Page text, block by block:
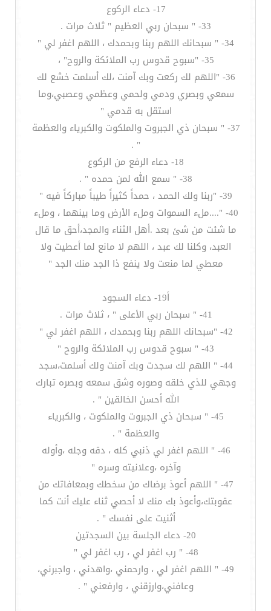
17- دعاء الركوع
33- " سبحان ربي العظيم " ثلاث مرات .
34- " سبحانك اللهم ربنا وبحمدك ، اللهم اغفر لي "
35- "سبوح قدوس رب الملائكة والروح" ،
36- "اللهم لك ركعت وبك آمنت ،لك أسلمت خشع لك
سمعي وبصري ودمي ولحمي وعظمي وعصبي،وما
استقل به قدمي "
37- " سبحان ذي الجبروت والملكوت والكبرياء والعظمة
" .
18- دعاء الرفع من الركوع
38- " سمع الله لمن حمده " .
39- "ربنا ولك الحمد ، حمداً كثيراً طيباً مباركاً فيه "
40- "....ملء السموات وملء الأرض وما بينهما ، وملء
ما شئت من شئ بعد .أهل الثناء والمجد،أحق ما قال
العبد، وكلنا لك عبد ، اللهم لا مانع لما أعطيت ولا
معطي لما منعت ولا ينفع ذا الجد منك الجد "
أ19- دعاء السجود
41- " سبحان ربي الأعلى " ، ثلاث مرات .
42- "سبحانك اللهم ربنا وبحمدك ، اللهم اغفر لي "
43- " سبوح قدوس رب الملائكة والروح "
44- " اللهم لك سجدت وبك آمنت ولك أسلمت،سجد
وجهي للذي خلقه وصوره وشق سمعه وبصره تبارك
الله أحسن الخالقين " .
45- " سبحان ذي الجبروت والملكوت ، والكبرياء
والعظمة " .
46- " اللهم اغفر لي ذنبي كله ، دقه وجله ،وأوله
وآخره ،وعلانيته وسره "
47- " اللهم أعوذ برضاك من سخطك وبمعافاتك من
عقوبتك،وأعوذ بك منك لا أحصي ثناء عليك أنت كما
أثنيت على نفسك " .
20- دعاء الجلسة بين السجدتين
48- " رب اغفر لي ، رب اغفر لي "
49- " اللهم اغفر لي ، وارحمني ،واهدني ، واجبرني،
وعافني،وارزقني ، وارفعني " .